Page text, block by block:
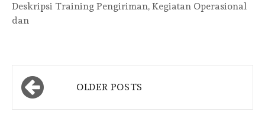
Deskripsi Training Pengiriman, Kegiatan Operasional
dan
Posts
navigation
OLDER POSTS